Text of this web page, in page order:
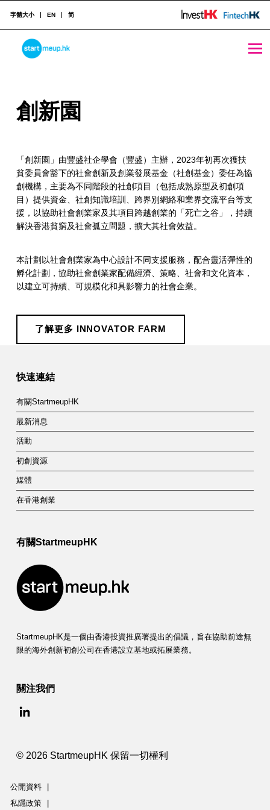
STARTMEUPHK
STARTMEUPHK FESTIVAL IS THE LEADING STARTUP AND INNOVATION CONFERENCE EVENT IN HONG KONG
字體大小 EN 简
創
園
創新園
「創新園」由豐盛社企學會（豐盛）主辦，2023年初再次獲扶
貧委員會豁下的社會創新及創業發展基金（社創基金）委任為協
創機構，主要為不同階段的社創項目（包括成熟原型及初創項
目）提供資金、社創知識培訓、跨界別網絡和業界交流平台等支
援，以協助社會創業家及其項目跨越創業的「死亡之谷」，持續
解決香港貧窮及社會孤立問題，擴大其社會效益。
本計劃以社會創業家為中心設計不同支援服務，配合靈活彈性的
孵化計劃，協助社會創業家配備經濟、策略、社會和文化資本，
以建立可持續、可規模化和具影響力的社會企業。
了解更多 INNOVATOR FARM
Skip back to main navigation
快速連結
有關StartmeupHK
最新消息
活動
初創資源
媒體
在香港創業
有關StartmeupHK
StartmeupHK是一個由香港投資推廣署提出的倡議，旨在協助前途無
限的海外創新初創公司在香港設立基地或拓展業務。
關注我們
© 2026 StartmeupHK 保留一切權利
公開資料
私隱政策